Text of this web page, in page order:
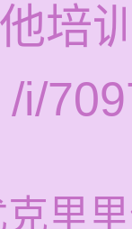
培
/i/
里